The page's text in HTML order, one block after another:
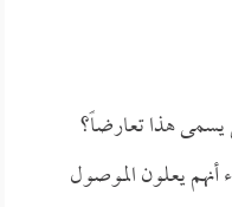
هذا تعارضاً؟
يعلون الموصول